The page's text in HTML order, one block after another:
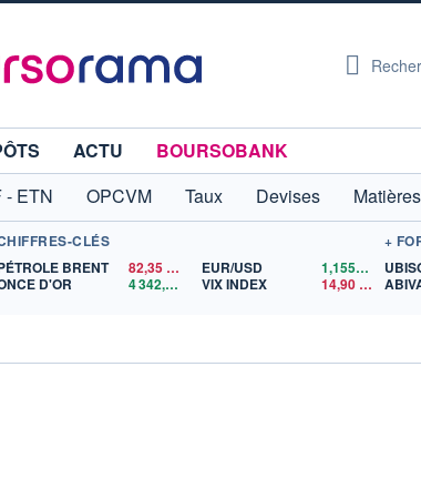
ACTU
BOURSOBANK
- ETN OPCVM Taux Devises
CLÉS
BRENT
82,35$US
D'OR
4 342,26 $US
EUR/USD 1,1559$US
VIX INDEX
14,90
+